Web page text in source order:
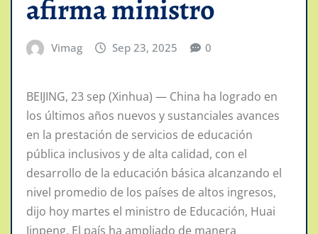
afirma ministro
Vimag Sep 23, 2025 0
BEIJING, 23 sep (Xinhua) — China ha logrado en
los últimos años nuevos y sustanciales avances
en la prestación de servicios de educación
pública inclusivos y de alta calidad, con el
desarrollo de la educación básica alcanzando el
nivel promedio de los países de altos ingresos,
dijo hoy martes el ministro de Educación, Huai
Jinpeng. El país ha ampliado de manera